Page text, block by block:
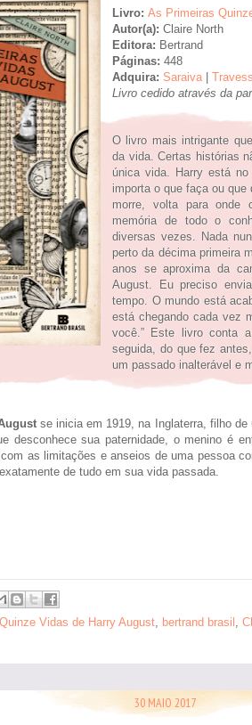
Livro: As Primeiras
Autor(a): Claire North
Editora: Bertrand
Páginas: 448
Adquira: Saraiva|
Livro cedido através da
O livro mais intrigante
da vida. Certas histórias
única vida. Harry está
importa o que faça ou
morre, volta para onde
memória de todo o
diversas vezes. Nada
perto da décima primeira
anos se aproxima da
August. Eu preciso
tempo. O mundo está
está chegando cada vez
você.” Este livro conta
seguida, do que fez
um passado inalterável e
se inicia em 1919, na Inglaterra, filho de
desconhece sua paternidade, o menino é
as limitações e anseios de uma pessoa
de tudo em sua vida passada.
Vidas de Harry August bertrand brasil
30 MAIO 2017